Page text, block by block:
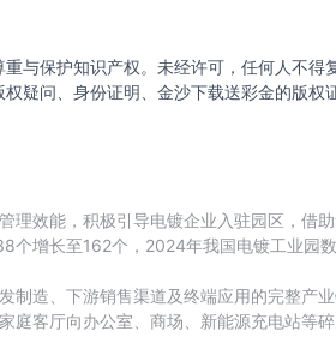
重与保护知识产权。未经许可，任何人不
疑问、身份证明、金沙下载送彩金的版权
理效能，积极引导电镀企业入驻园区，借
增长至162个，2024年我国电镀工业园数
制造、下游销售渠道及终端应用的完整产
客厅向办公室、商场、新能源充电站等碎